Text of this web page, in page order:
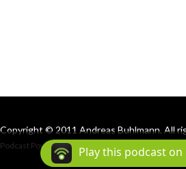
Copyright © 2011 Andreas Buhlmann. All
Podcast Powered By Podbean
Play this podcast on